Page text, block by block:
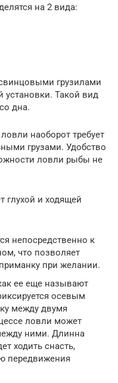
на 2 вида:
грузилами
установки. Такой вид
дна.
наоборот требует
грузами. Удобство
ловли рыбы не
глухой и ходящей
непосредственно к
что позволяет
при желании.
ее еще называют
осевым
между двумя
ловли может
ними. Длинна
ходить снасть,
передвижения